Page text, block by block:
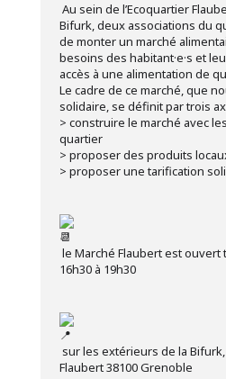
Au sein de l’Ecoquartier
Bifurk, deux associations du
de monter un marché
besoins des habitant·e·s et
accès à une alimentation de
Le cadre de ce marché, que
solidaire, se définit par trois
> construire le marché avec
quartier
> proposer des produits
> proposer une tarification
le Marché Flaubert est
16h30 à 19h30
sur les extérieurs de la
Flaubert 38100 Grenoble